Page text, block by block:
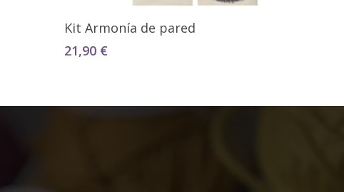
Añadir Al Carrito
Kit Armonía de pared
21,90 €